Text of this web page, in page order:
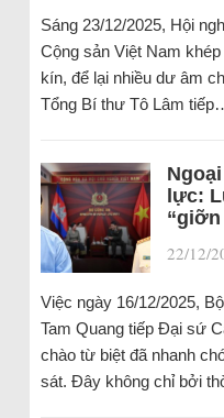
Sáng 23/12/2025, Hội
Cộng sản Việt Nam
kín, để lại nhiều dư âm
Tổng Bí thư Tô Lâm
lực:
22/12/
Việc ngày 16/12/2025,
Tam Quang tiếp Đại sứ
chào từ biệt đã nhanh
sát. Đây không chỉ bởi